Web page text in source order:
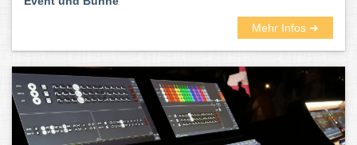
Mehr Infos ➜